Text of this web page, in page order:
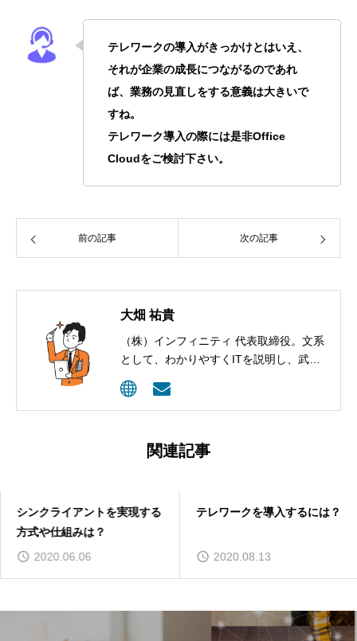
テレワークの導入がきっかけとはいえ、
それが企業の成長につながるのであれ
ば、業務の見直しをする意義は大きいで
すね。
テレワーク導入の際には是非Office
Cloudをご検討下さい。
前の記事 次の記事
大畑 祐貴
（株）インフィニティ 代表取締役。文系
として、わかりやすくITを説明し、武器
として活用してもらうコンサルティング
を行っています。
関連記事
シンクライアントを実現する
方式や仕組みは？
2020.06.06
テレワークを導入するには？
2020.08.13